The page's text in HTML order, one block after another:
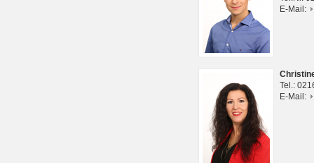
E-Mail:
Tel.:
E-Mail: